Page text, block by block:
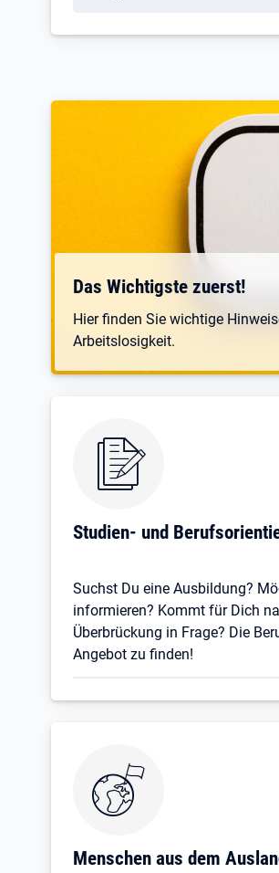
Das Wichtigste zuerst!
Hier finden Sie wichtige
Arbeitslosigkeit.
Studien- und
Suchst Du eine Ausbildung?
informieren? Kommt für Dich
Überbrückung in Frage? Die
Angebot zu finden!
Öffnet in neuem Tab
Menschen aus dem